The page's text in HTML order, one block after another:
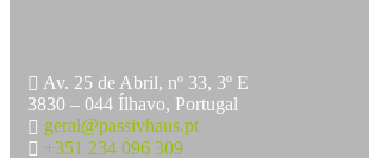
Av. 25 de Abril, nº 33, 3º E
3830 – 044 Ílhavo, Portugal
geral@passivhaus.pt
+351 234 096 309